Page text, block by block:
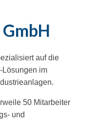
auf die
Lösungen im
50 Mitarbeiter
und